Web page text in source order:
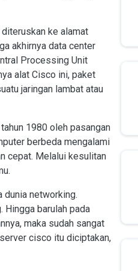
ke alamat
akhirnya data center
Processing Unit
alat Cisco ini, paket
jaringan lambat atau
1980 oleh pasangan
berbeda mengalami
cepat. Melalui kesulitan
dunia networking.
Hingga barulah pada
maka sudah sangat
cisco itu diciptakan,